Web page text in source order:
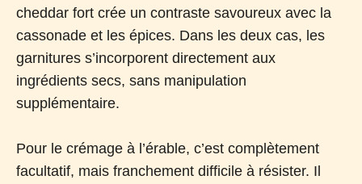
cheddar fort crée un contraste savoureux avec la
cassonade et les épices. Dans les deux cas, les
garnitures s’incorporent directement aux
ingrédients secs, sans manipulation
supplémentaire.
Pour le crémage à l’érable, c’est complètement
facultatif, mais franchement difficile à résister. Il